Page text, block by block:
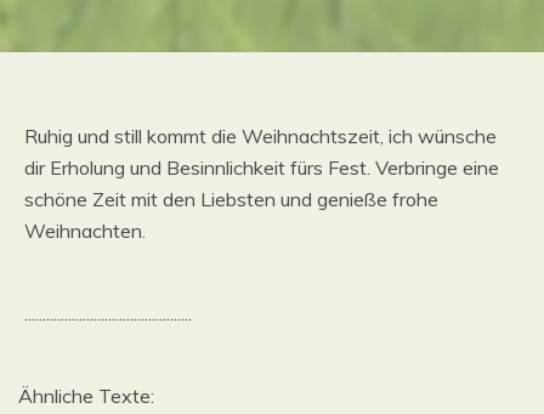
Ruhig und still kommt die Weihnachtszeit, ich wünsche
dir Erholung und Besinnlichkeit fürs Fest. Verbringe eine
schöne Zeit mit den Liebsten und genieße frohe
Weihnachten.
..............................................
Ähnliche Texte: